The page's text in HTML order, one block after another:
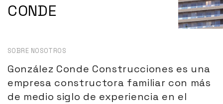
CONDE
SOBRE NOSOTROS
González Conde Construcciones es una
empresa constructora familiar con más
de medio siglo de experiencia en el